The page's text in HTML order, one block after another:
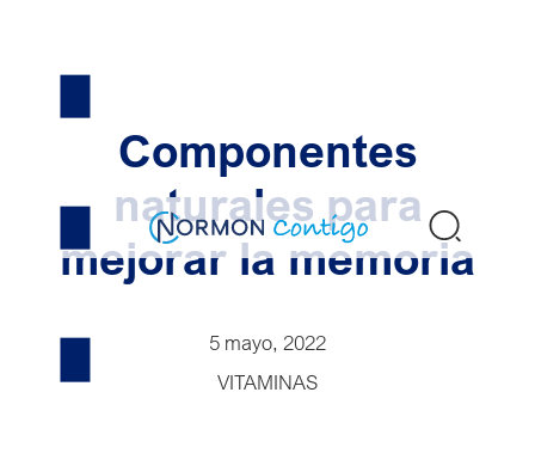
content
Componentes
naturales para
mejorar la memoria
5 mayo, 2022
VITAMINAS